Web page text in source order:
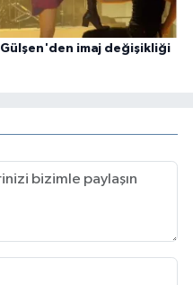
Gülşen'den imaj değişikliği